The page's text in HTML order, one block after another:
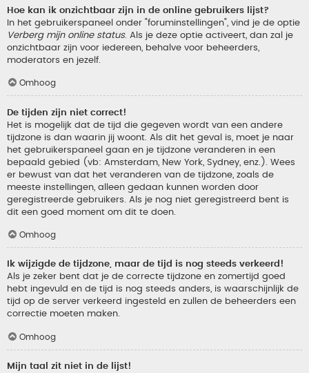
Hoe kan ik onzichtbaar zijn in de online gebruikers lijst?
In het gebruikerspaneel onder "foruminstellingen", vind je de optie
Verberg mijn online status. Als je deze optie activeert, dan zal je
onzichtbaar zijn voor iedereen, behalve voor beheerders,
moderators en jezelf.
Omhoog
De tijden zijn niet correct!
Het is mogelijk dat de tijd die gegeven wordt van een andere
tijdzone is dan waarin jij woont. Als dit het geval is, moet je naar
het gebruikerspaneel gaan en je tijdzone veranderen in een
bepaald gebied (vb: Amsterdam, New York, Sydney, enz.). Wees
er bewust van dat het veranderen van de tijdzone, zoals de
meeste instellingen, alleen gedaan kunnen worden door
geregistreerde gebruikers. Als je nog niet geregistreerd bent is
dit een goed moment om dit te doen.
Omhoog
Ik wijzigde de tijdzone, maar de tijd is nog steeds verkeerd!
Als je zeker bent dat je de correcte tijdzone en zomertijd goed
hebt ingevuld en de tijd is nog steeds anders, is waarschijnlijk de
tijd op de server verkeerd ingesteld en zullen de beheerders een
correctie moeten maken.
Omhoog
Mijn taal zit niet in de lijst!